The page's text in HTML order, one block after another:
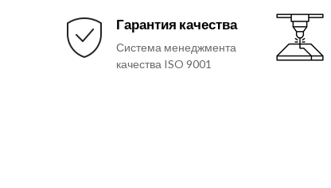
Гарантия качества
Система менеджмента
качества ISO 9001